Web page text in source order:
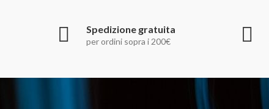
Spedizione gratuita
per ordini sopra i 200€